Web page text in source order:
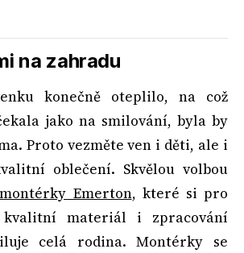
na zahradu
konečně oteplilo, na což
jako na smilování, byla by
Proto vezměte ven i děti, ale i
oblečení. Skvělou volbou
Emerton, které si pro
kvalitní materiál i zpracování
celá rodina. Montérky se